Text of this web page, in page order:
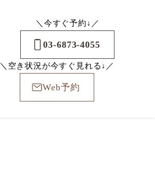
＼今すぐ予約↓／
03-6873-4055
＼空き状況が今すぐ見れる↓／
Web予約